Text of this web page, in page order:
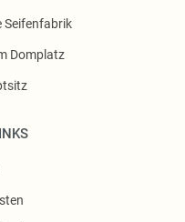
Seifenfabrik
Domplatz